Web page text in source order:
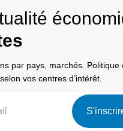
par pays, marchés. Politique
vos centres d’intérêt.